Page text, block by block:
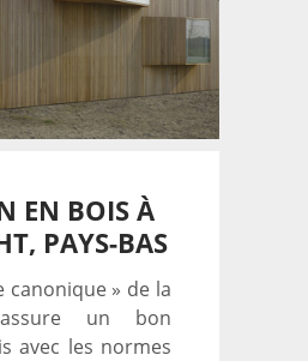
EN BOIS À
PAYS-BAS
canonique » de la
un bon
avec les normes